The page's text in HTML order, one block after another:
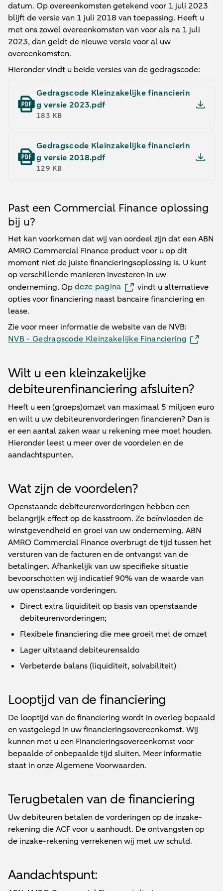
datum. Op overeenkomsten getekend voor 1 juli 2023
blijft de versie van 1 juli 2018 van toepassing. Heeft u
met ons zowel overeenkomsten van voor als na 1 juli
2023, dan geldt de nieuwe versie voor al uw
overeenkomsten.
Hieronder vindt u beide versies van de gedragscode:
Gedragscode Kleinzakelijke financierin
g versie 2023.pdf
183 KB
Gedragscode Kleinzakelijke financierin
g versie 2018.pdf
129 KB
Past een Commercial Finance oplossing
bij u?
Het kan voorkomen dat wij van oordeel zijn dat een ABN
AMRO Commercial Finance product voor u op dit
moment niet de juiste financieringsoplossing is. U kunt
op verschillende manieren investeren in uw
onderneming. Opdeze pagina
vindt u alternatieve
opties voor financiering naast bancaire financiering en
lease.
Zie voor meer informatie de website van de NVB:
NVB - Gedragscode Kleinzakelijke Financiering
Wilt u een kleinzakelijke
debiteurenfinanciering afsluiten?
Heeft u een (groeps)omzet van maximaal 5 miljoen euro
en wilt u uw debiteurenvorderingen financieren? Dan is
er een aantal zaken waar u rekening mee moet houden.
Hieronder leest u meer over de voordelen en de
aandachtspunten.
Wat zijn de voordelen?
Openstaande debiteurenvorderingen hebben een
belangrijk effect op de kasstroom. Ze beïnvloeden de
winstgevendheid en groei van uw onderneming. ABN
AMRO Commercial Finance overbrugt de tijd tussen het
versturen van de facturen en de ontvangst van de
betalingen. Afhankelijk van uw specifieke situatie
bevoorschotten wij indicatief 90% van de waarde van
uw openstaande vorderingen.
Direct extra liquiditeit op basis van openstaande
debiteurenvorderingen;
Flexibele financiering die mee groeit met de omzet
Lager uitstaand debiteurensaldo
Verbeterde balans (liquiditeit, solvabiliteit)
Looptijd van de financiering
De looptijd van de financiering wordt in overleg bepaald
en vastgelegd in uw financieringsovereenkomst. Wij
kunnen met u een Financieringsovereenkomst voor
bepaalde of onbepaalde tijd sluiten. Meer informatie
staat in onze Algemene Voorwaarden.
Terugbetalen van de financiering
Uw debiteuren betalen de vorderingen op de inzake-
rekening die ACF voor u aanhoudt. De ontvangsten op
de inzake-rekening verrekenen wij met uw schuld.
Aandachtspunt: